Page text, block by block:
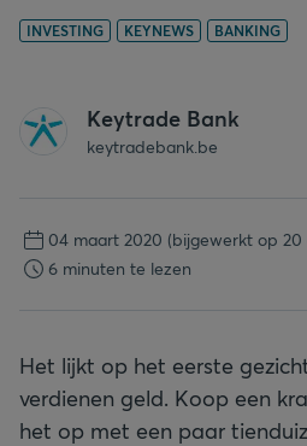
INVESTING KEYNEWS BANKING
Keytrade Bank
keytradebank.be
04 maart 2020 (bijgewerkt op 20
6 minuten te lezen
Het lijkt op het eerste
verdienen geld. Koop een
het op met een paar